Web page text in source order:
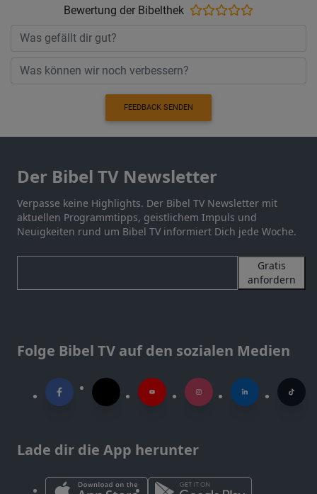
Bewertung der Bibelthek
FEEDBACK SENDEN
Der Bibel TV Newsletter
Verpasse keine Highlights. Der Bibel TV Newsletter mit
aktuellen Programmtipps, geistlichem Impuls und
Neuigkeiten rund um Bibel TV informiert Dich jede Woche.
Gratis
anfordern
Folge Bibel TV auf den sozialen Medien
Lade dir die App herunter